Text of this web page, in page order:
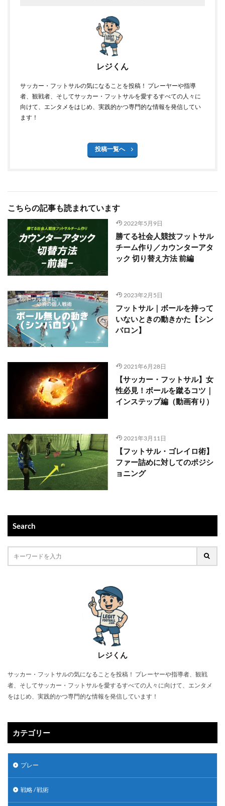
レジくん
サッカー・フットサルの気になることを投稿！ プレーヤーや指導
者、観戦者、そしてサッカー・フットサルを愛するすべての人々に
向けて、エンタメをはじめ、実践的かつ専門的な情報を発信してい
ます！
投稿一覧へ
こちらの記事も読まれています
2022年5月9日
勝てる社会人競技フットサル
チーム作り／カウンターアタ
ック 切り替え方法 前編
2023年2月5日
フットサル｜ボールを持って
いないときの動きかた【シン
バロン】
2021年6月28日
【サッカー・フットサル】女
性必見！ボールを蹴るコツ｜
インステップ編（動画有り）
2021年3月11日
【フットサル・ゴレイロ術】
ファー詰めに対してのポジシ
ョニング
Search
レジくん
サッカー・フットサルの気になることを投稿！ プレーヤーや指導者、観戦
者、そしてサッカー・フットサルを愛するすべての人々に向けて、エンタメ
をはじめ、実践的かつ専門的な情報を発信しています！
カテゴリー
プレー
戦略 / 戦術